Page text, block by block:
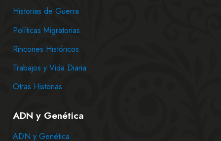
Historias de Guerra
Políticas Migratorias
Rincones Históricos
Trabajos y Vida Diaria
Otras Historias
ADN y Genética
ADN y Genética